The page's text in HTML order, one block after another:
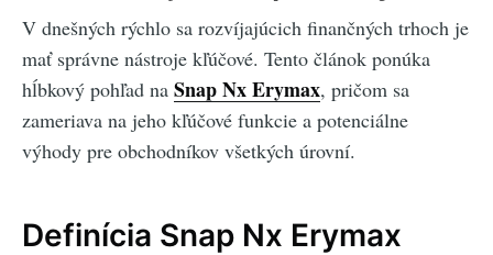
V dnešných rýchlo sa rozvíjajúcich finančných trhoch je
mať správne nástroje kľúčové. Tento článok ponúka
hĺbkový pohľad na Snap Nx Erymax, pričom sa
zameriava na jeho kľúčové funkcie a potenciálne
výhody pre obchodníkov všetkých úrovní.
Definícia Snap Nx Erymax